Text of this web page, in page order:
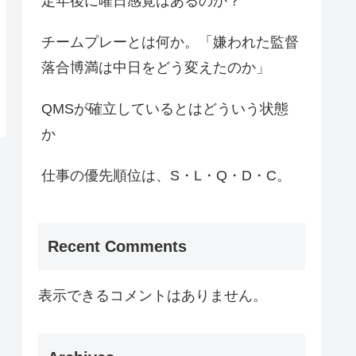
チームプレーとは何か。「嫌われた監督
落合博満は中日をどう変えたのか」
QMSが確立しているとはどういう状態
か
仕事の優先順位は、S・L・Q・D・C。
Recent Comments
表示できるコメントはありません。